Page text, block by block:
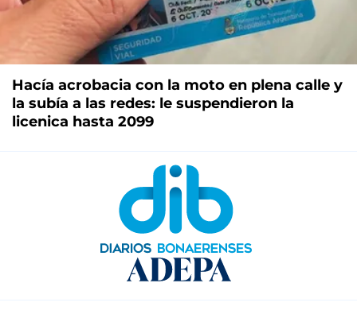
Hacía acrobacia con la moto en plena calle y
la subía a las redes: le suspendieron la
licenica hasta 2099